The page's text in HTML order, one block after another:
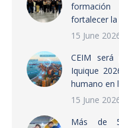
formación
fortalecer la
15 June
CEIM
Iquique
humano en
15 June
Más de